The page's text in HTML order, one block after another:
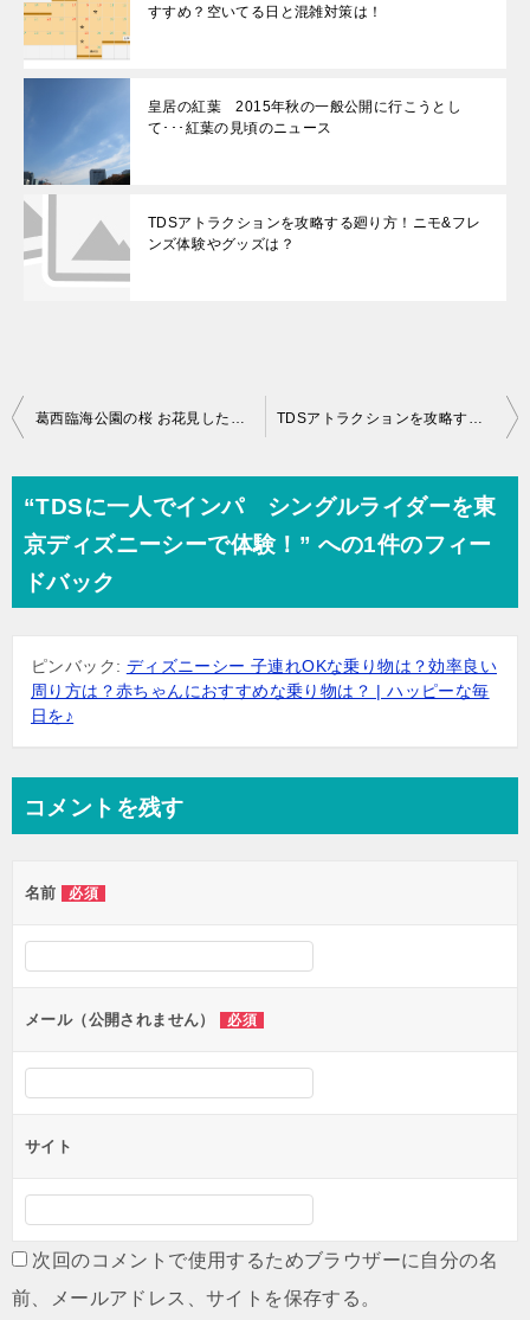
すすめ？空いてる日と混雑対策は！
皇居の紅葉 2015年秋の一般公開に行こうとし
て･･･紅葉の見頃のニュース
TDSアトラクションを攻略する廻り方！ニモ&フレ
ンズ体験やグッズは？
投
ビ
ー
ョ
ン
葛西臨海公園の桜 お花見したいけど開花状況は？ TDSアトラクションを攻略する廻り方！ニモ&フレンズ体験やグッズは？
“TDSに一人でインパ シングルライダーを東
京ディズニーシーで体験！” への1件のフィー
ドバック
ピンバック: ディズニーシー 子連れOKな乗り物は？効率良い
周り方は？赤ちゃんにおすすめな乗り物は？ | ハッピーな毎
日を♪
コメントを残す
名前 必須
メール（公開されません） 必須
サイト
次回のコメントで使用するためブラウザーに自分の名
前、メールアドレス、サイトを保存する。